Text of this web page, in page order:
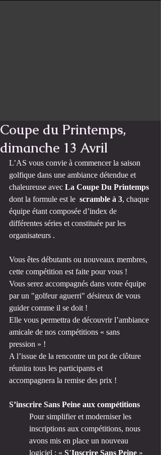
Coupe du Printemps,
dimanche 13 Avril
L’AS vous convie à commencer la saison
golfique dans une ambiance détendue et
chaleureuse avec La Coupe Du Printemps
dont la formule est le scramble à 3, chaque
équipe étant composée d’index de
différentes séries et constituée par les
organisateurs .
Vous êtes débutants ou nouveaux membres,
cette compétition est faite pour vous !
Vous serez accompagnés dans votre équipe
par un "golfeur aguerri" désireux de vous
guider comme il se doit !
Elle vous permettra de découvrir l’ambiance
amicale de nos compétitions « sans
pression » !
A l’issue de la rencontre un pot de clôture
réunira tous les participants et
accompagnera la remise des prix !
S’inscrire Sans Peine aux compétitions
Pour simplifier et moderniser les
inscriptions aux compétitions, nous
avons mis en place un nouveau
logiciel : « S’Inscrire Sans Peine »